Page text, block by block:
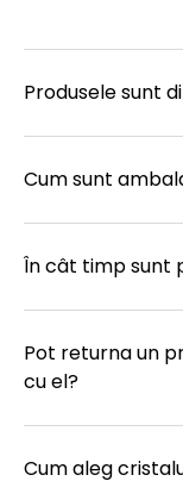
Produsele sunt
Cum sunt
În cât timp sunt
Pot returna un
cu el?
Cum aleg